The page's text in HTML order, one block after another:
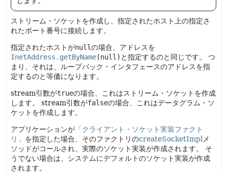
ストリーム・ソケットを作成し、指定されたホスト上の指定さ
れたポート番号に接続します。
指定されたホストがnullの場合、アドレスを
InetAddress.getByName(null) と指定するのと同じです。
つ
まり、それは、ループバック・インタフェースのアドレスを指
定するのと等価になります。
stream引数がtrueの場合、これはストリーム・ソケットを作成
します。
stream引数がfalseの場合、これはデータグラム・ソ
ケットを作成します。
アプリケーションが 「クライアント・ソケット実装ファクト
リ」 を指定した場合、そのファクトリのcreateSocketImpl メ
ソッドがコールされ、実際のソケット実装が作成されます。
そ
うでない場合は、システムにデフォルトのソケット実装が作成
されます。